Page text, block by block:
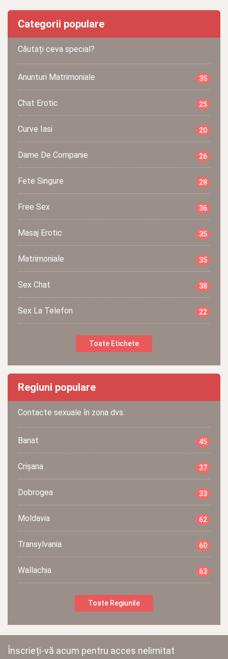
Categorii populare
Căutați ceva special?
Anunturi Matrimoniale 35
Chat Erotic 25
Curve Iasi 20
Dame De Companie 26
Fete Singure 28
Free Sex 36
Masaj Erotic 35
Matrimoniale 35
Sex Chat 38
Sex La Telefon 22
Toate Etichete
Regiuni populare
Contacte sexuale în zona dvs.
Banat 45
Crișana 37
Dobrogea 33
Moldavia 62
Transylvania 60
Wallachia 63
Toate Regiunile
Înscrieți-vă acum pentru acces nelimitat